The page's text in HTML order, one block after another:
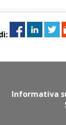
Informativa